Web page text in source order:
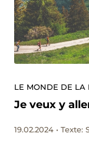
LE MONDE DE LA
Je veux y
19.02.2024 •